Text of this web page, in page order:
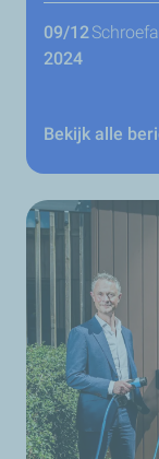
09/12
2024
Bekijk alle